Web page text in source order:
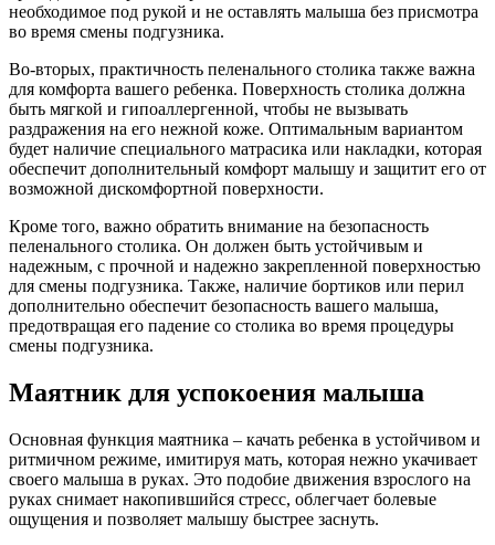
необходимое под рукой и не оставлять малыша без присмотра
во время смены подгузника.
Во-вторых, практичность пеленального столика также важна
для комфорта вашего ребенка. Поверхность столика должна
быть мягкой и гипоаллергенной, чтобы не вызывать
раздражения на его нежной коже. Оптимальным вариантом
будет наличие специального матрасика или накладки, которая
обеспечит дополнительный комфорт малышу и защитит его от
возможной дискомфортной поверхности.
Кроме того, важно обратить внимание на безопасность
пеленального столика. Он должен быть устойчивым и
надежным, с прочной и надежно закрепленной поверхностью
для смены подгузника. Также, наличие бортиков или перил
дополнительно обеспечит безопасность вашего малыша,
предотвращая его падение со столика во время процедуры
смены подгузника.
Маятник для успокоения малыша
Основная функция маятника – качать ребенка в устойчивом и
ритмичном режиме, имитируя мать, которая нежно укачивает
своего малыша в руках. Это подобие движения взрослого на
руках снимает накопившийся стресс, облегчает болевые
ощущения и позволяет малышу быстрее заснуть.